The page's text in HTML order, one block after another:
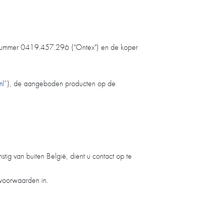
0419.457.296 ("Ontex") en de koper
”), de aangeboden producten op de
van buiten België, dient u contact op te
in.